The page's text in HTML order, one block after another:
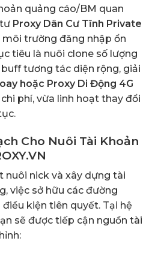
quảng cáo/BM quan
Proxy Dân Cư Tĩnh Private
môi trường đăng nhập ổn
tiêu là nuôi clone số lượng
tương tác diện rộng, giải
hoặc Proxy Di Động 4G
phí, vừa linh hoạt thay đổi
Cho Nuôi Tài Khoản
nuôi nick và xây dựng tài
việc sở hữu các đường
kiện tiên quyết. Tại hệ
sẽ được tiếp cận nguồn tài